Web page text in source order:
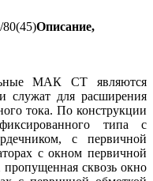
Описание,
МАК СТ являются
служат для расширения
тока. По конструкции
типа с
с первичной
с окном первичной
сквозь окно